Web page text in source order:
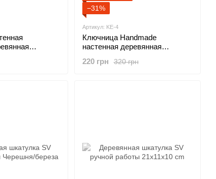
−31%
Артикул: KE-4
Ключница Handmade
настенная деревянная
320 грн
220 грн